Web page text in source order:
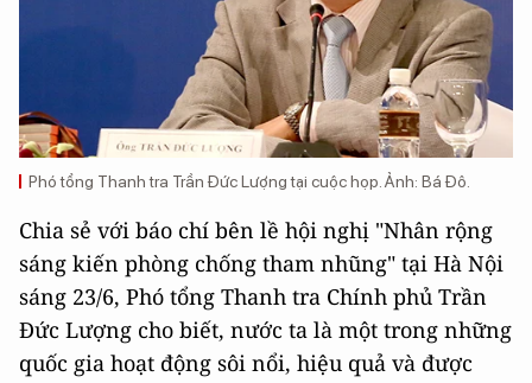
Phó tổng Thanh tra Trần Đức Lượng tại cuộc họp. Ảnh: Bá Đô.
Chia sẻ với báo chí bên lề hội nghị "Nhân rộng
sáng kiến phòng chống tham nhũng" tại Hà Nội
sáng 23/6, Phó tổng Thanh tra Chính phủ Trần
Đức Lượng cho biết, nước ta là một trong những
quốc gia hoạt động sôi nổi, hiệu quả và được